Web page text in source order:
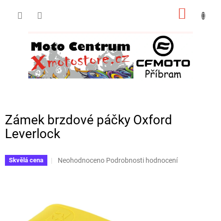
Zámek brzdové páčky Oxford
Leverlock
Skvělá cena
Průměrné
z
Neohodnoceno Podrobnosti hodnocení